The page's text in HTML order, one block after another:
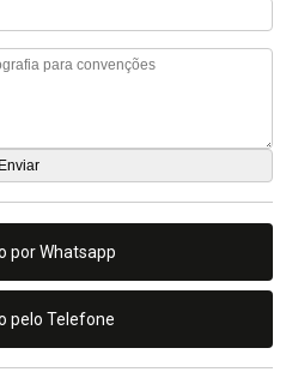
por Whatsapp
pelo Telefone